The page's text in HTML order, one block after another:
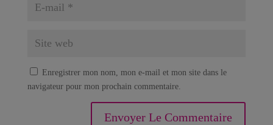
Enregistrer mon nom, mon e-mail et mon site dans le
navigateur pour mon prochain commentaire.